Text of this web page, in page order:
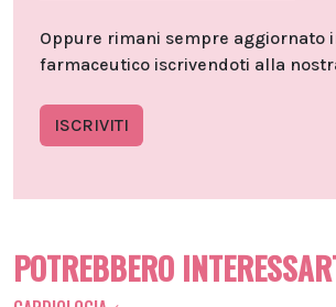
Oppure rimani sempre aggiornato
farmaceutico iscrivendoti alla
ISCRIVITI
POTREBBERO